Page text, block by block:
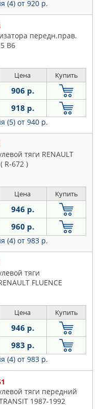
(4) от 920 р.
передн.прав.
B6
Цена Купить
906 р.
918 р.
(5) от 940 р.
тяги RENAULT
R-672 )
Цена Купить
946 р.
960 р.
(4) от 983 р.
тяги
FLUENCE
Цена Купить
946 р.
983 р.
(4) от 983 р.
тяги передний
1987-1992